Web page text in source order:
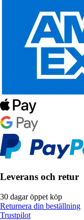
Leverans och retur
30 dagar öppet köp
Returnera din beställning
Trustpilot